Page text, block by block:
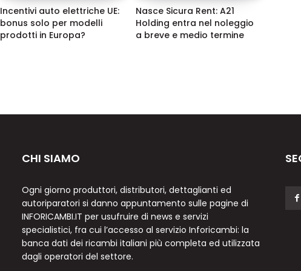
Incentivi auto elettriche UE:
bonus solo per modelli
prodotti in Europa?
Nasce Sicura Rent: A21
Holding entra nel noleggio
a breve e medio termine
CHI SIAMO
Ogni giorno produttori, distributori, dettaglianti ed
autoriparatori si danno appuntamento sulle pagine di
INFORICAMBI.IT per usufruire di news e servizi
specialistici, fra cui l’accesso al servizio Inforicambi: la
banca dati dei ricambi italiani più completa ed utilizzata
dagli operatori del settore.